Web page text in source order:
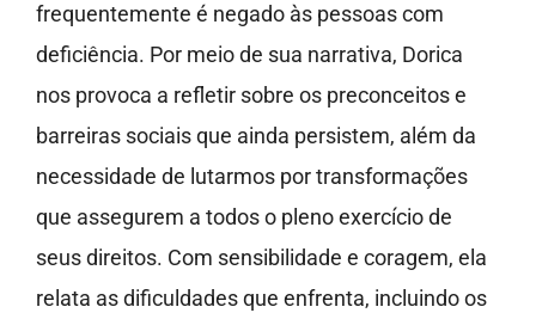
frequentemente é negado às pessoas com
deficiência. Por meio de sua narrativa, Dorica
nos provoca a refletir sobre os preconceitos e
barreiras sociais que ainda persistem, além da
necessidade de lutarmos por transformações
que assegurem a todos o pleno exercício de
seus direitos. Com sensibilidade e coragem, ela
relata as dificuldades que enfrenta, incluindo os